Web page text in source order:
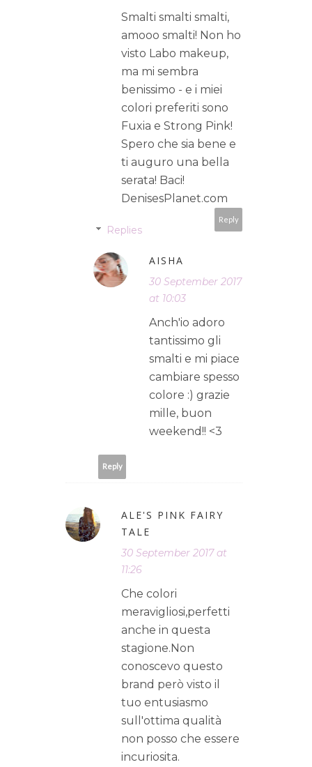
Smalti smalti smalti,
amooo smalti! Non ho
visto Labo makeup,
ma mi sembra
benissimo - e i miei
colori preferiti sono
Fuxia e Strong Pink!
Spero che sia bene e
ti auguro una bella
serata! Baci!
DenisesPlanet.com
Reply
Replies
AISHA
30 September 2017
at 10:03
Anch'io adoro
tantissimo gli
smalti e mi piace
cambiare spesso
colore :) grazie
mille, buon
weekend!! <3
Reply
ALE'S PINK FAIRY
TALE
30 September 2017 at
11:26
Che colori
meravigliosi,perfetti
anche in questa
stagione.Non
conoscevo questo
brand però visto il
tuo entusiasmo
sull'ottima qualità
non posso che essere
incuriosita.